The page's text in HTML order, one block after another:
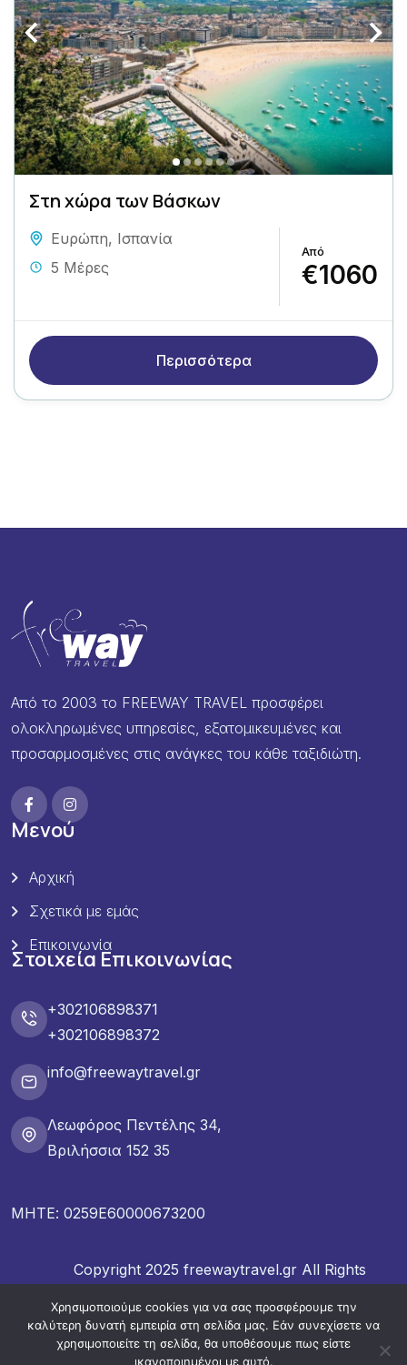
Στη χώρα των Βάσκων
Ευρώπη, Ισπανία
5 Μέρες
€1060
Περισσότερα
Από το 2003 το FREEWAY TRAVEL προσφέρει
ολοκληρωμένες υπηρεσίες, εξατομικευμένες και
προσαρμοσμένες στις ανάγκες του κάθε ταξιδιώτη.
Μενού
Αρχική
Σχετικά με εμάς
Επικοινωνία
Στοιχεία Επικοινωνίας
+302106898371
+302106898372
info@freewaytravel.gr
Λεωφόρος Πεντέλης 34,
Βριλήσσια 152 35
ΜΗΤΕ: 0259E60000673200
Copyright 2025 freewaytravel.gr All Rights
Χρησιμοποιούμε cookies για να σας προσφέρουμε την
καλύτερη δυνατή εμπειρία στη σελίδα μας. Εάν συνεχίσετε να
χρησιμοποιείτε τη σελίδα, θα υποθέσουμε πως είστε
ικανοποιημένοι με αυτό.